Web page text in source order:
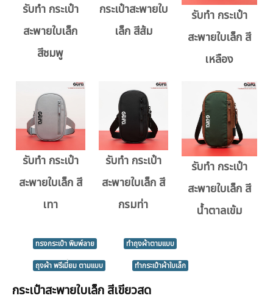
รับทำ กระเป๋า
สะพายใบเล็ก
สีชมพู
กระเป๋าสะพายใบ
เล็ก สีส้ม
รับทำ กระเป๋า
สะพายใบเล็ก สี
เหลือง
รับทำ กระเป๋า
สะพายใบเล็ก สี
เทา
รับทำ กระเป๋า
สะพายใบเล็ก สี
กรมท่า
รับทำ กระเป๋า
สะพายใบเล็ก สี
น้ำตาลเข้ม
ทรงกระเป๋า พิมพ์ลาย
ทำถุงผ้าตามแบบ
ถุงผ้า พรีเมี่ยม ตามแบบ
ทำกระเป๋าผ้าใบเล็ก
กระเป๋าสะพายใบเล็ก สีเขียวสด